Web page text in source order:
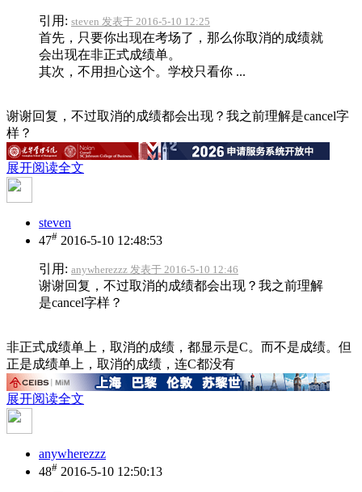
引用: steven 发表于 2016-5-10 12:25
首先，只要你出现在考场了，那么你取消的成绩就
会出现在非正式成绩单。
其次，不用担心这个。学校只看你 ...
谢谢回复，不过取消的成绩都会出现？我之前理解是cancel字
样？
展开阅读全文
steven
47# 2016-5-10 12:48:53
引用: anywherezzz 发表于 2016-5-10 12:46
谢谢回复，不过取消的成绩都会出现？我之前理解
是cancel字样？
非正式成绩单上，取消的成绩，都显示是C。而不是成绩。但
正是成绩单上，取消的成绩，连C都没有
展开阅读全文
anywherezzz
48# 2016-5-10 12:50:13